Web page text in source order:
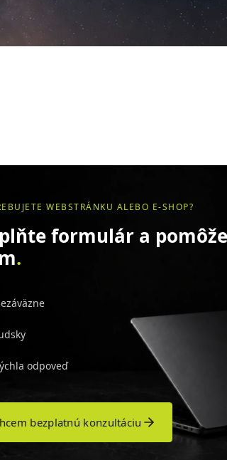
WEBSTRÁNKU ALEBO E-SHOP?
formulár a
.
odpoveď
bezplatnú konzultáciu